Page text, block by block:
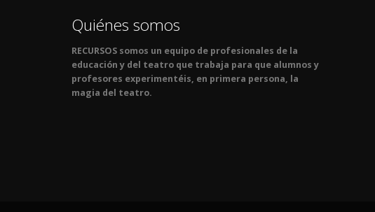
Quiénes somos
RECURSOS somos un equipo de profesionales de la
educación y del teatro que trabaja para que alumnos y
profesores experimentéis, en primera persona, la
magia del teatro.